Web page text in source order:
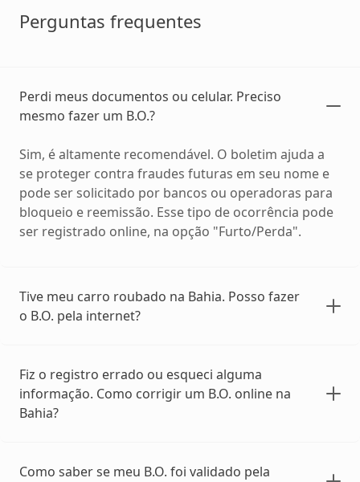
Perguntas frequentes
Perdi meus documentos ou celular. Preciso
mesmo fazer um B.O.?
Sim, é altamente recomendável. O boletim ajuda a
se proteger contra fraudes futuras em seu nome e
pode ser solicitado por bancos ou operadoras para
bloqueio e reemissão. Esse tipo de ocorrência pode
ser registrado online, na opção "Furto/Perda".
Tive meu carro roubado na Bahia. Posso fazer
o B.O. pela internet?
Fiz o registro errado ou esqueci alguma
informação. Como corrigir um B.O. online na
Bahia?
Como saber se meu B.O. foi validado pela